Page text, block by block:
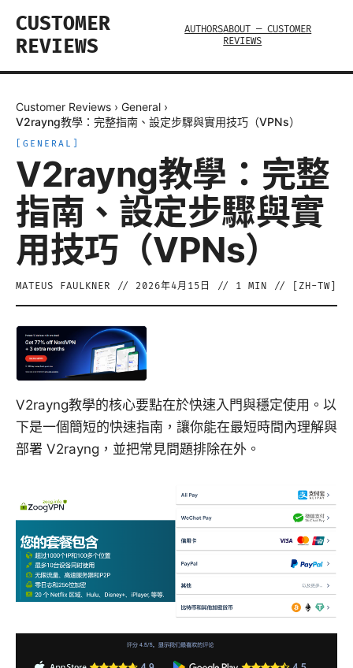
CUSTOMER
REVIEWS
AUTHORSABOUT — CUSTOMER
REVIEWS
Customer Reviews › General ›
V2rayng教學：完整指南、設定步驟與實用技巧（VPNs）
GENERAL
V2rayng教學：完整
指南、設定步驟與實
用技巧（VPNs）
MATEUS FAULKNER // 2026年4月15日 // 1 MIN // [ ZH-TW
V2rayng教學的核心要點在於快速入門與穩定使用。以
下是一個簡短的快速指南，讓你能在最短時間內理解與
部署 V2rayng，並把常見問題排除在外。